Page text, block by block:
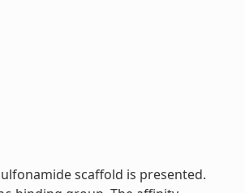
scaffold is presented.